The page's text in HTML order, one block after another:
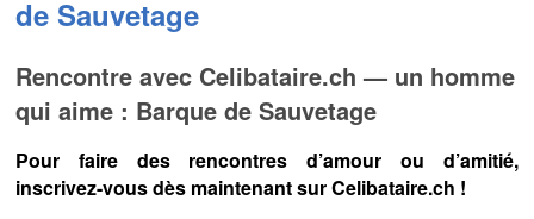
de Sauvetage
Rencontre avec Celibataire.ch — un homme
qui aime : Barque de Sauvetage
Pour faire des rencontres d’amour ou d’amitié,
inscrivez-vous dès maintenant sur Celibataire.ch !